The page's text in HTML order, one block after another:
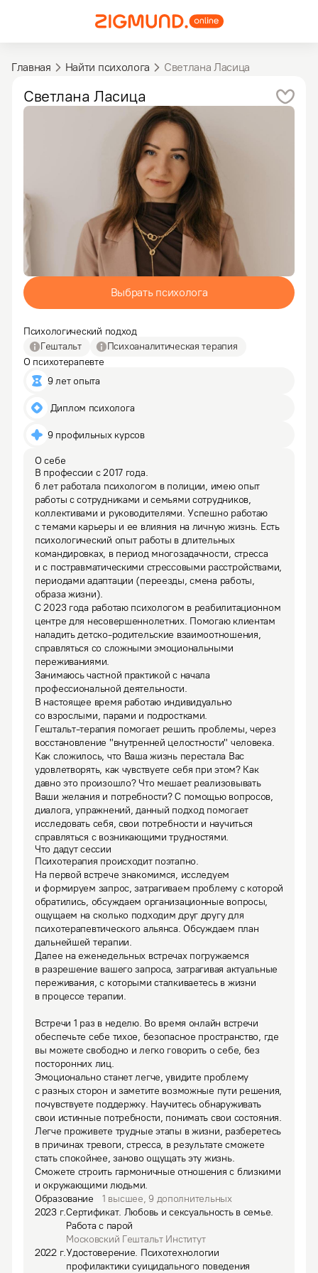
Главная Найти психолога Светлана Ласица
Светлана Ласица
Выбрать психолога
Психологический подход
Гештальт
Психоаналитическая терапия
О психотерапевте
9 лет опыта
Диплом психолога
9 профильных курсов
О себе
В профессии с 2017 года.
6 лет работала психологом в полиции, имею опыт
работы с сотрудниками и семьями сотрудников,
коллективами и руководителями. Успешно работаю
с темами карьеры и ее влияния на личную жизнь. Есть
психологический опыт работы в длительных
командировках, в период многозадачности, стресса
и с постравматическими стрессовыми расстройствами,
периодами адаптации (переезды, смена работы,
образа жизни).
С 2023 года работаю психологом в реабилитационном
центре для несовершеннолетних. Помогаю клиентам
наладить детско-родительские взаимоотношения,
справляться со сложными эмоциональными
переживаниями.
Занимаюсь частной практикой с начала
профессиональной деятельности.
В настоящее время работаю индивидуально
со взрослыми, парами и подростками.
Гештальт-терапия помогает решить проблемы, через
восстановление "внутренней целостности" человека.
Как сложилось, что Ваша жизнь перестала Вас
удовлетворять, как чувствуете себя при этом? Как
давно это произошло? Что мешает реализовывать
Ваши желания и потребности? С помощью вопросов,
диалога, упражнений, данный подход помогает
исследовать себя, свои потребности и научиться
справляться с возникающими трудностями.
Что дадут сессии
Психотерапия происходит поэтапно.
На первой встрече знакомимся, исследуем
и формируем запрос, затрагиваем проблему с которой
обратились, обсуждаем организационные вопросы,
ощущаем на сколько подходим друг другу для
психотерапевтического альянса. Обсуждаем план
дальнейшей терапии.
Далее на еженедельных встречах погружаемся
в разрешение вашего запроса, затрагивая актуальные
переживания, с которыми сталкиваетесь в жизни
в процессе терапии.
Встречи 1 раз в неделю. Во время онлайн встречи
обеспечьте себе тихое, безопасное пространство, где
вы можете свободно и легко говорить о себе, без
посторонних лиц.
Эмоционально станет легче, увидите проблему
с разных сторон и заметите возможные пути решения,
почувствуете поддержку. Научитесь обнаруживать
свои истинные потребности, понимать свои состояния.
Легче проживете трудные этапы в жизни, разберетесь
в причинах тревоги, стресса, в результате сможете
стать спокойнее, заново ощущать эту жизнь.
Сможете строить гармоничные отношения с близкими
и окружающими людьми.
Образование
1 высшее, 9 дополнительных
2023г.Сертификат. Любовь и сексуальность в семье.
Работа с парой
Московский Гештальт Институт
2022г.Удостоверение. Психотехнологии
профилактики суицидального поведения